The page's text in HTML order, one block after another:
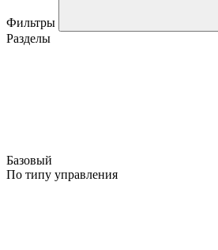
Фильтры
Разделы
Базовый
По типу управления